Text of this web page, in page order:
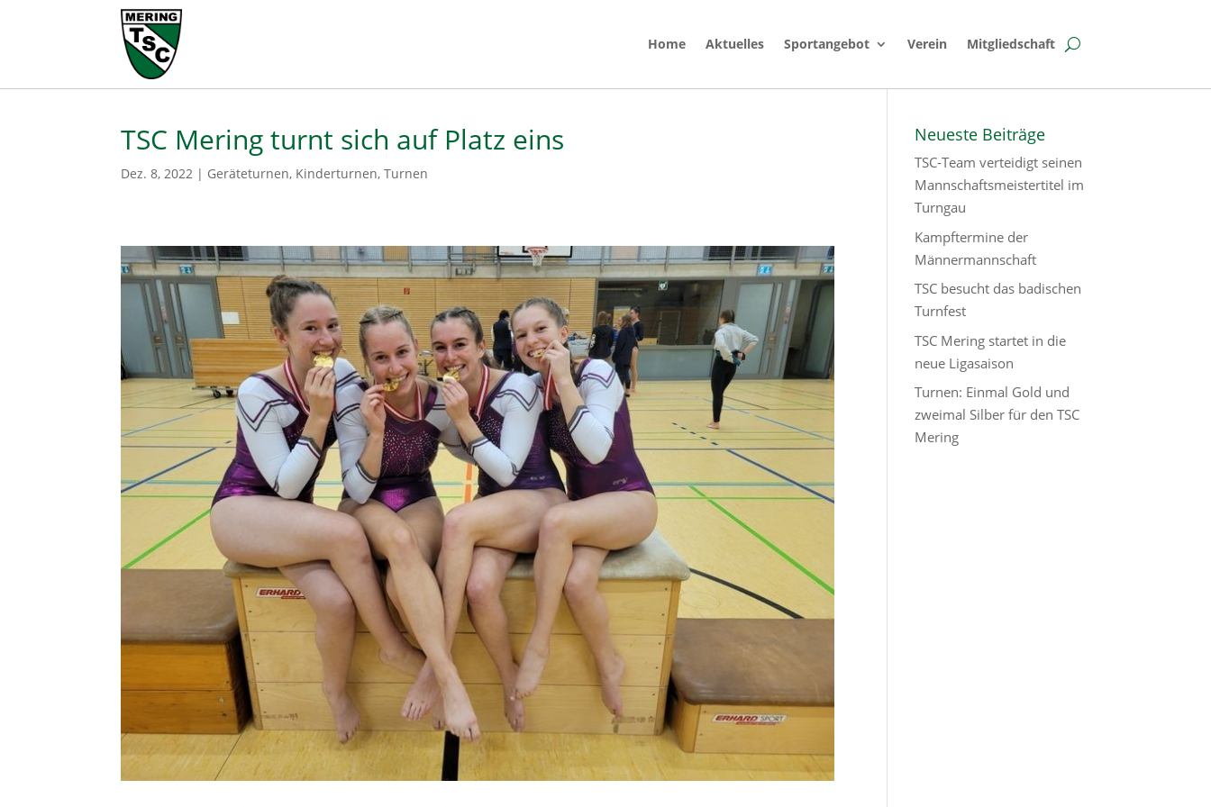
Home Aktuelles Sportangebot Verein Mitgliedschaft
TSC Mering turnt sich auf Platz eins
Dez. 8, 2022 | Geräteturnen, Kinderturnen,Turnen
Neueste Beiträge
TSC-Team verteidigt seinen
Mannschaftsmeistertitel im
Turngau
Kampftermine der
Männermannschaft
TSC besucht das badischen
Turnfest
TSC Mering startet in die
neue Ligasaison
Turnen: Einmal Gold und
zweimal Silber für den TSC
Mering